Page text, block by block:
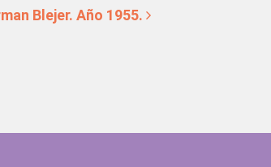
Blejer. Año 1955.